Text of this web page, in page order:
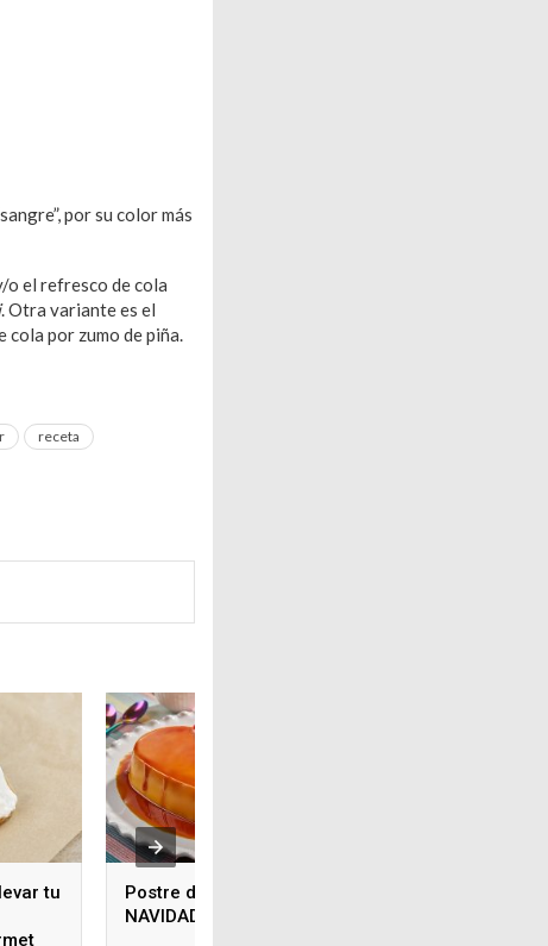
por su color más
el refresco de cola
. Otra variante es el
cola por zumo de piña.
receta
tu
Postre de corazón para
NAVIDAD